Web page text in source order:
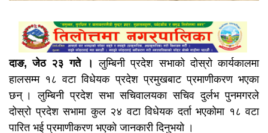
दाङ, जेठ २३ गते । लुम्बिनी प्रदेश सभाको दोस्रो कार्यकालमा
हालसम्म १८ वटा विधेयक प्रदेश प्रमुखबाट प्रमाणीकरण भएका
छन् । लुम्बिनी प्रदेश सभा सचिवालयका सचिव दुर्लभ पुनमगरले
दोस्रो प्रदेश सभामा कुल २४ वटा विधेयक दर्ता भएकोमा १८ वटा
पारित भई प्रमाणीकरण भएको जानकारी दिनुभयो ।